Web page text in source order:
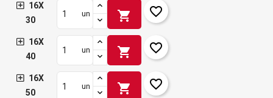
16X
30
un shopping_cart favorite_border
16X
40
un shopping_cart favorite_border
16X
50
un shopping_cart favorite_border